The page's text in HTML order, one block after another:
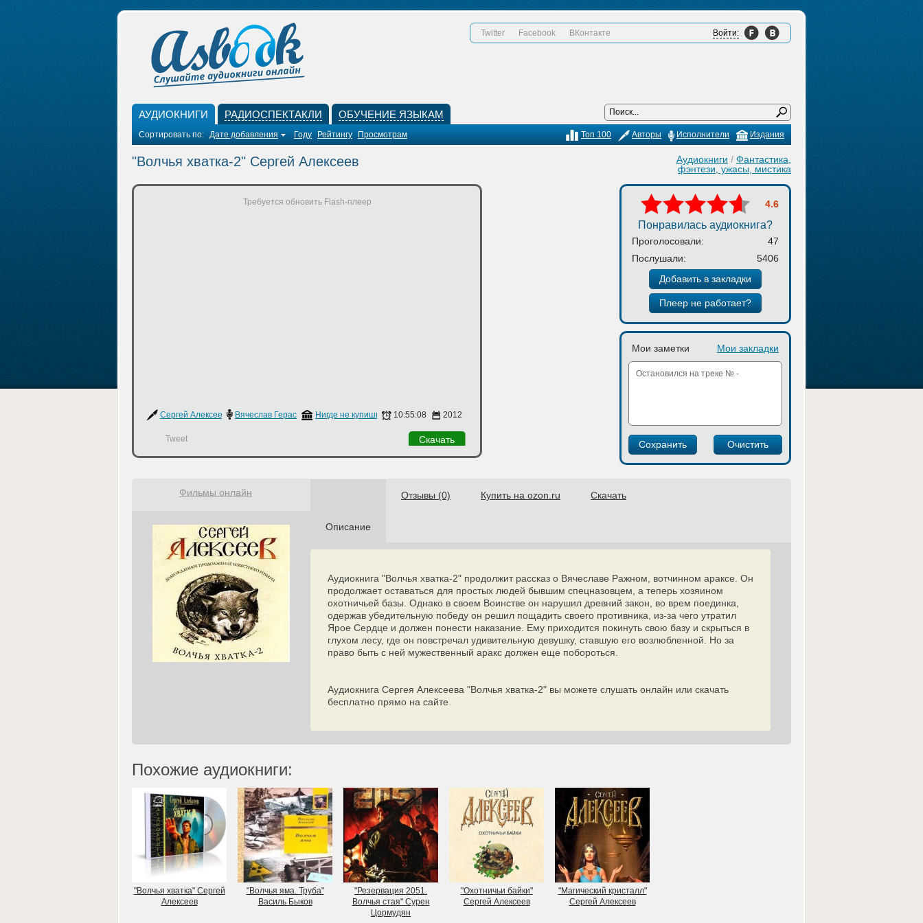
Twitter Facebook ВКонтакте Войти:
АУДИОКНИГИ РАДИОСПЕКТАКЛИ ОБУЧЕНИЕ ЯЗЫКАМ
Сортировать по: Дате добавления Году Рейтингу Просмотрам Издания
Исполнители
Авторы
Топ 100
Аудиокниги / Фантастика,
фэнтези, ужасы, мистика
"Волчья хватка-2" Сергей Алексеев
Требуется обновить Flash-плеер
Сергей Алексеев Вячеслав Герасимов Нигде не купишь 10:55:08 2012
Tweet Скачать
4.6
Понравилась аудиокнига?
Проголосовали:
47
Послушали:
5406
Добавить в закладки
Плеер не работает?
Мои заметки Мои закладки
Описание
Отзывы (0) Купить на ozon.ru Скачать
Аудиокнига "Волчья хватка-2" продолжит рассказ о Вячеславе Ражном, вотчинном араксе. Он
продолжает оставаться для простых людей бывшим спецназовцем, а теперь хозяином
охотничьей базы. Однако в своем Воинстве он нарушил древний закон, во врем поединка,
одержав убедительную победу он решил пощадить своего противника, из-за чего утратил
Ярое Сердце и должен понести наказание. Ему приходится покинуть свою базу и скрыться в
глухом лесу, где он повстречал удивительную девушку, ставшую его возлюбленной. Но за
право быть с ней мужественный аракс должен еще побороться.
Аудиокнига Сергея Алексеева "Волчья хватка-2" вы можете слушать онлайн или скачать
бесплатно прямо на сайте.
Фильмы онлайн
Похожие аудиокниги:
"Волчья хватка" Сергей
Алексеев
"Волчья яма. Труба"
Василь Быков
"Резервация 2051.
Волчья стая" Сурен
Цормудян
"Охотничьи байки"
Сергей Алексеев
"Магический кристалл"
Сергей Алексеев